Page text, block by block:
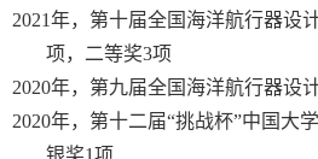
2021年，第十届全国海洋航行器设
项，二等奖3项
2020年，第九届全国海洋航行器设
2020年，第十二届“挑战杯”中国大
银奖1项